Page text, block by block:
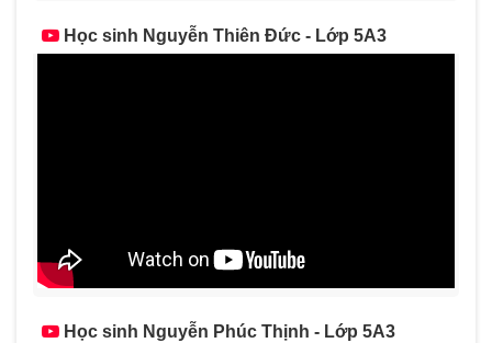
Học sinh Nguyễn Thiên Đức - Lớp 5A3
Học sinh Nguyễn Phúc Thịnh - Lớp 5A3